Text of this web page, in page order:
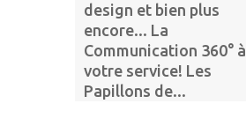
design et bien plus
encore... La
Communication 360° à
votre service! Les
Papillons de...